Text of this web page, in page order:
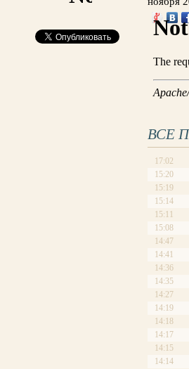
ВСЕ
17:02
15:20
15:19
15:14
15:11
15:08
14:47
14:41
14:36
14:35
14:27
14:19
14:18
14:17
14:15
14:14